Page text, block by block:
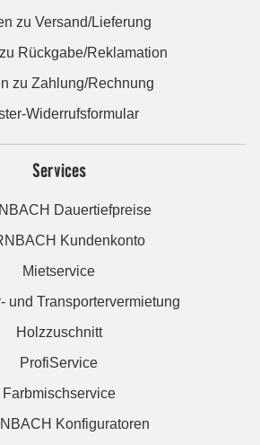
zu Versand/Lieferung
Rückgabe/Reklamation
zu Zahlung/Rechnung
Widerrufsformular
Services
Dauertiefpreise
Kundenkonto
Mietservice
und Transportervermietung
Holzzuschnitt
ProfiService
Farbmischservice
Konfiguratoren